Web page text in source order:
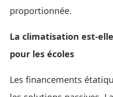
proportionnée.
La climatisation est-
pour les écoles
Les financements